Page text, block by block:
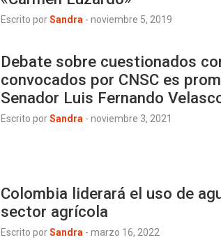
Escrito porSandra - noviembre 5, 2019
Debate sobre cuestionados
convocados por CNSC es
Senador Luis Fernando
Escrito porSandra - noviembre 3, 2021
Colombia liderará el uso de
sector agrícola
Escrito porSandra - marzo 16, 2022